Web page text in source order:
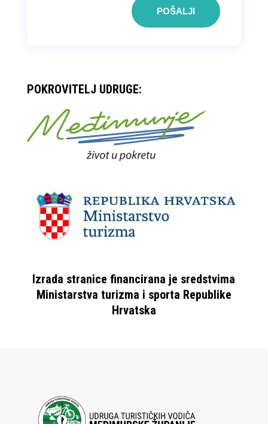
POŠALJI
POKROVITELJ UDRUGE:
Izrada stranice financirana je sredstvima
Ministarstva turizma i sporta Republike
Hrvatska